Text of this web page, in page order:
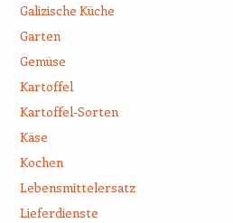
Galizische Küche
Garten
Gemüse
Kartoffel
Kartoffel-Sorten
Käse
Kochen
Lebensmittelersatz
Lieferdienste